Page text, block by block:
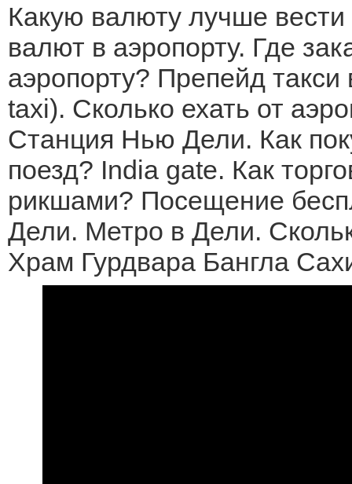
Какую валюту лучше
валют в аэропорту. Где
аэропорту? Препейд
taxi). Сколько ехать от
Станция Нью Дели. Как
поезд? India gate. Как
рикшами? Посещение
Дели. Метро в Дели.
Храм Гурдвара Бангла